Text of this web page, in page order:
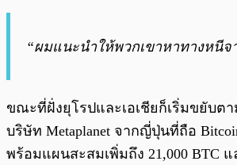
“ผมแนะนำให้พวกเขาหาทางหนีจ
ขณะที่ฝั่งยุโรปและเอเชียก็เริ่มขยับต
บริษัท Metaplanet จากญี่ปุ่นที่ถือ
พร้อมแผนสะสมเพิ่มถึง 21,000 BTC แ